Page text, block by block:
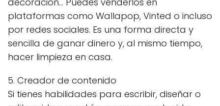
plataformas como Wallapop, Vinted o incluso
por redes sociales. Es una forma directa y
sencilla de ganar dinero y, al mismo tiempo,
hacer limpieza en casa.
5. Creador de contenido
Si tienes habilidades para escribir, diseñar o